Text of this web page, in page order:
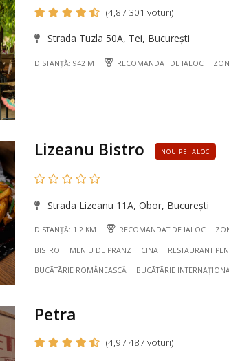
(4,8 / 301 voturi)
Strada Tuzla 50A, Tei, București
DISTANȚĂ: 942 M RECOMANDAT DE IALOC
Lizeanu Bistro NOU PE IALOC
Strada Lizeanu 11A, Obor, București
DISTANȚĂ: 1.2 KM RECOMANDAT DE IALOC
BISTRO MENIU DE PRANZ CINA RESTAURANT
BUCÃTÃRIE ROMÂNEASCĂ BUCÃTÃRIE
Petra
(4,9 / 487 voturi)